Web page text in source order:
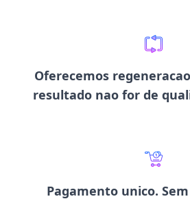
Oferecemos
resultado nao for de
Pagamento unico.